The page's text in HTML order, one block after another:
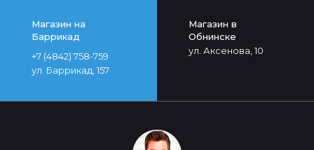
Магазин на
Баррикад
+7 (4842) 758-759
ул. Баррикад, 157
Магазин в
Обнинске
ул. Аксенова, 10